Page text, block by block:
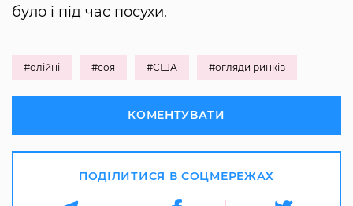
було і під час посухи.
#олійні #соя #США #огляди ринків
КОМЕНТУВАТИ
ПОДІЛИТИСЯ В СОЦМЕРЕЖАХ